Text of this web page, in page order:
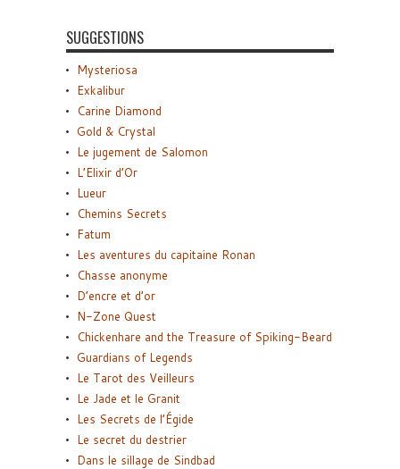
SUGGESTIONS
Mysteriosa
Exkalibur
Carine Diamond
Gold & Crystal
Le jugement de Salomon
L’Elixir d’Or
Lueur
Chemins Secrets
Fatum
Les aventures du capitaine Ronan
Chasse anonyme
D’encre et d’or
N-Zone Quest
Chickenhare and the Treasure of Spiking-Beard
Guardians of Legends
Le Tarot des Veilleurs
Le Jade et le Granit
Les Secrets de l’Égide
Le secret du destrier
Dans le sillage de Sindbad